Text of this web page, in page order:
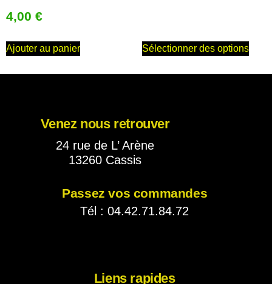
4,00 €
Ajouter au panier Sélectionner des options
Venez nous retrouver
24 rue de L’ Arène
13260 Cassis
Passez vos commandes
Tél : 04.42.71.84.72
Liens rapides